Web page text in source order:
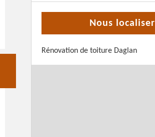
Nous localiser
Rénovation de toiture Daglan